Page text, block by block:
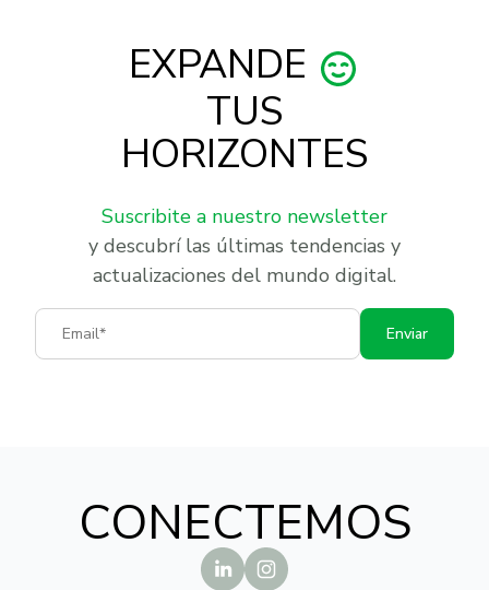
EXPANDE
TUS
HORIZONTES
Suscribite a nuestro newsletter
y descubrí las últimas tendencias y
actualizaciones del mundo digital.
Email
Enviar
CONECTEMOS